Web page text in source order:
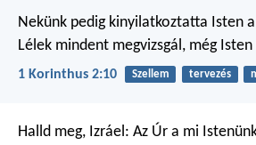
Nekünk pedig kinyilatkoztatta Isten
Lélek mindent megvizsgál, még
1 Korinthus 2:10 Szellem tervezés
Halld meg, Izráel: Az Úr a mi